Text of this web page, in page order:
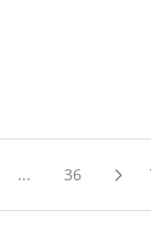
... 36